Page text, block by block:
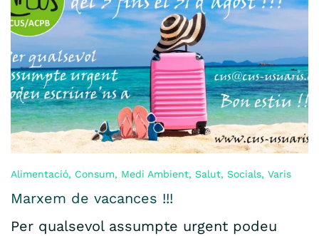
Alimentació, Consum, Medi Ambient, Salut, Socials, Varis
Marxem de vacances !!!
Per qualsevol assumpte urgent podeu